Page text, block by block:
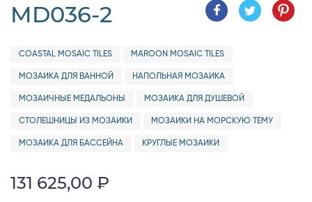
MD036-2
COASTAL MOSAIC TILES MAROON MOSAIC TILES
МОЗАИКА ДЛЯ ВАННОЙ НАПОЛЬНАЯ МОЗАИКА
МОЗАИЧНЫЕ МЕДАЛЬОНЫ МОЗАИКА ДЛЯ ДУШЕВОЙ
СТОЛЕШНИЦЫ ИЗ МОЗАИКИ МОЗАИКИ НА МОРСКУЮ ТЕМУ
МОЗАИКА ДЛЯ БАССЕЙНА КРУГЛЫЕ МОЗАИКИ
131 625,00 ₽